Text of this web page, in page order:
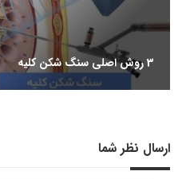
3 روش اصلی سنگ شکن کلیه
ارسال نظر شما